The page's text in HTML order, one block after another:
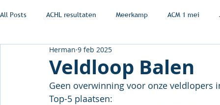
All Posts ACHL resultaten Meerkamp ACM 1 mei
Veldloop Balen
Herman 9 feb 2025
Geen overwinning voor onze veldlopers
Top-5 plaatsen: